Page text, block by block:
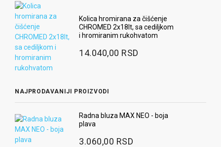
Kolica hromirana za čišćenje
CHROMED 2x18lt, sa cediljkom
i hromiranim rukohvatom
14.040,00 RSD
NAJPRODAVANIJI PROIZVODI
Radna bluza MAX NEO - boja
plava
3.060,00 RSD